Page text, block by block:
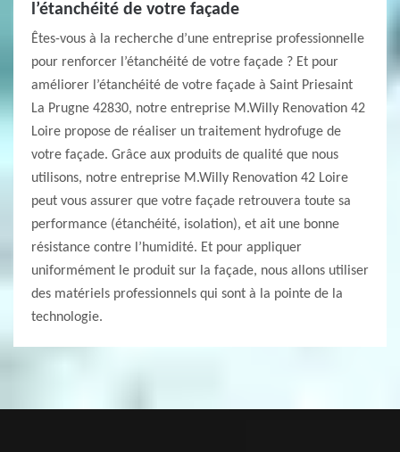
l’étanchéité de votre façade
Êtes-vous à la recherche d’une entreprise professionnelle
pour renforcer l’étanchéité de votre façade ? Et pour
améliorer l’étanchéité de votre façade à Saint Priesaint
La Prugne 42830, notre entreprise M.Willy Renovation 42
Loire propose de réaliser un traitement hydrofuge de
votre façade. Grâce aux produits de qualité que nous
utilisons, notre entreprise M.Willy Renovation 42 Loire
peut vous assurer que votre façade retrouvera toute sa
performance (étanchéité, isolation), et ait une bonne
résistance contre l’humidité. Et pour appliquer
uniformément le produit sur la façade, nous allons utiliser
des matériels professionnels qui sont à la pointe de la
technologie.